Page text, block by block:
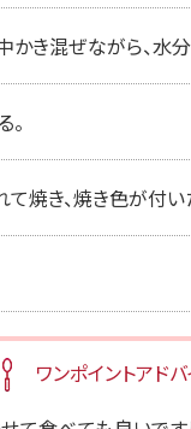
かき混ぜながら、水
焼き、焼き色が付い
ワンポイントアド